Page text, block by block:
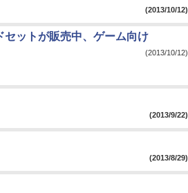
(2013/10/12)
セットが販売中、ゲーム向け
(2013/10/12)
(2013/9/22)
(2013/8/29)